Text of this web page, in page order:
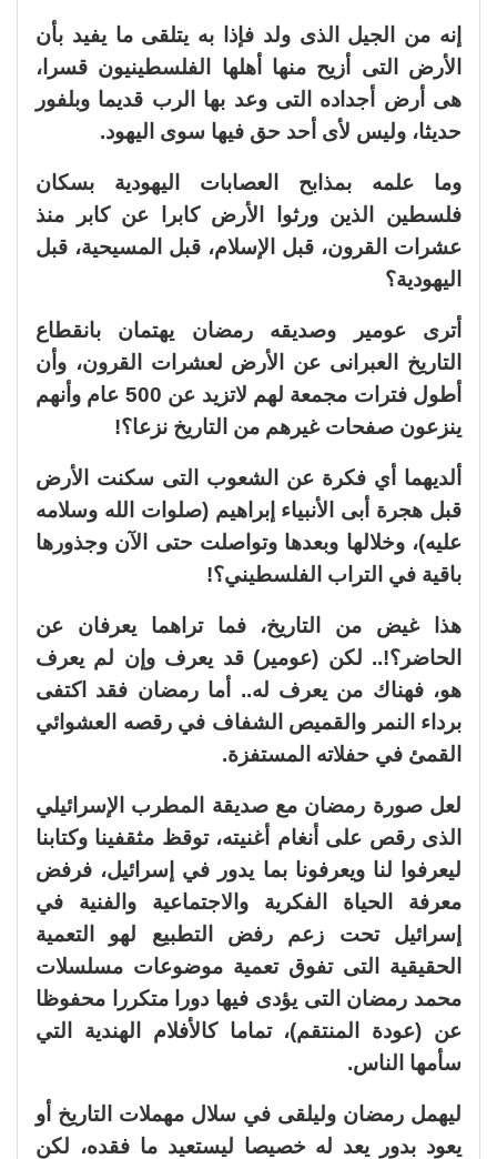
إنه من الجيل الذى ولد فإذا به يتلقى ما يفيد بأن
الأرض التى أزيح منها أهلها الفلسطينيون قسرا،
هى أرض أجداده التى وعد بها الرب قديما وبلفور
حديثا، وليس لأى أحد حق فيها سوى اليهود.
وما علمه بمذابح العصابات اليهودية بسكان
فلسطين الذين ورثوا الأرض كابرا عن كابر منذ
عشرات القرون، قبل الإسلام، قبل المسيحية، قبل
اليهودية؟
أترى عومير وصديقه رمضان يهتمان بانقطاع
التاريخ العبرانى عن الأرض لعشرات القرون، وأن
أطول فترات مجمعة لهم لاتزيد عن 500 عام وأنهم
ينزعون صفحات غيرهم من التاريخ نزعا؟!
ألديهما أي فكرة عن الشعوب التى سكنت الأرض
قبل هجرة أبى الأنبياء إبراهيم (صلوات الله وسلامه
عليه)، وخلالها وبعدها وتواصلت حتى الآن وجذورها
باقية في التراب الفلسطيني؟!
هذا غيض من التاريخ، فما تراهما يعرفان عن
الحاضر؟!.. لكن (عومير) قد يعرف وإن لم يعرف
هو، فهناك من يعرف له.. أما رمضان فقد اكتفى
برداء النمر والقميص الشفاف في رقصه العشوائي
القمئ في حفلاته المستفزة.
لعل صورة رمضان مع صديقة المطرب الإسرائيلي
الذى رقص على أنغام أغنيته، توقظ مثقفينا وكتابنا
ليعرفوا لنا ويعرفونا بما يدور في إسرائيل، فرفض
معرفة الحياة الفكرية والاجتماعية والفنية في
إسرائيل تحت زعم رفض التطبيع لهو التعمية
الحقيقية التى تفوق تعمية موضوعات مسلسلات
محمد رمضان التى يؤدى فيها دورا متكررا محفوظا
عن (عودة المنتقم)، تماما كالأفلام الهندية التي
سأمها الناس.
ليهمل رمضان وليلقى في سلال مهملات التاريخ أو
يعود بدور يعد له خصيصا ليستعيد ما فقده، لكن